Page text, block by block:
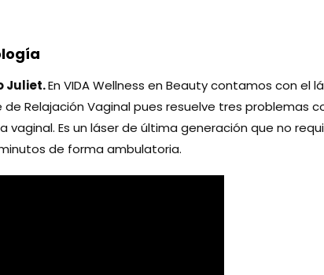
Juliet.En VIDA Wellness en Beauty contamos con el
Relajación Vaginal pues resuelve tres problemas
vaginal. Es un láser de última generación que no
de forma ambulatoria.